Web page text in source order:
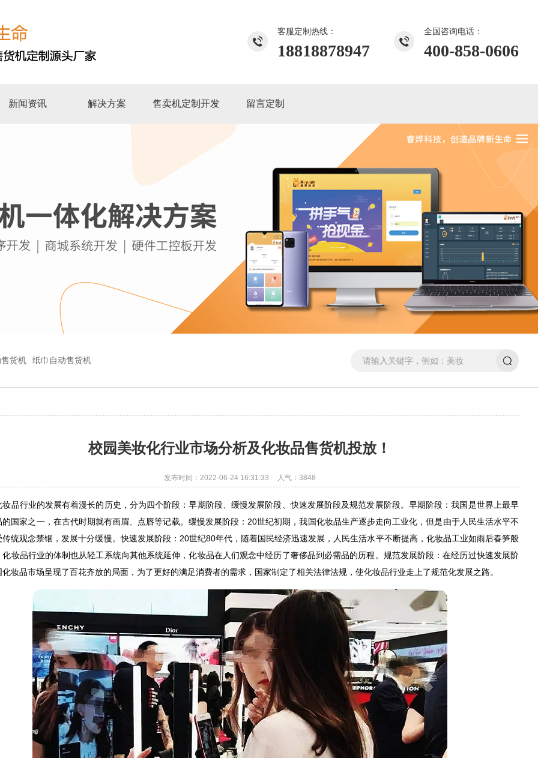
全国咨询电话：
400-858-0606
客服定制热线：
18818878947
新闻资讯 解决方案 售卖机定制开发 留言定制
货机 纸巾自动售货机
校园美妆化行业市场分析及化妆品售货机投放！
发布时间：2022-06-24 16:31:33 人气：3848
行业的发展有着漫长的历史，分为四个阶段：早期阶段、缓慢发展阶段、快速发展阶段及规范发展阶段。早期阶段：我国是世界上最早
的国家之一，在古代时期就有画眉、点唇等记载。缓慢发展阶段：20世纪初期，我国化妆品生产逐步走向工业化，但是由于人民生活水平不
传统观念禁锢，发展十分缓慢。快速发展阶段：20世纪80年代，随着国民经济迅速发展，人民生活水平不断提高，化妆品工业如雨后春笋般
化妆品行业的体制也从轻工系统向其他系统延伸，化妆品在人们观念中经历了奢侈品到必需品的历程。规范发展阶段：在经历过快速发展阶
妆品市场呈现了百花齐放的局面，为了更好的满足消费者的需求，国家制定了相关法律法规，使化妆品行业走上了规范化发展之路。